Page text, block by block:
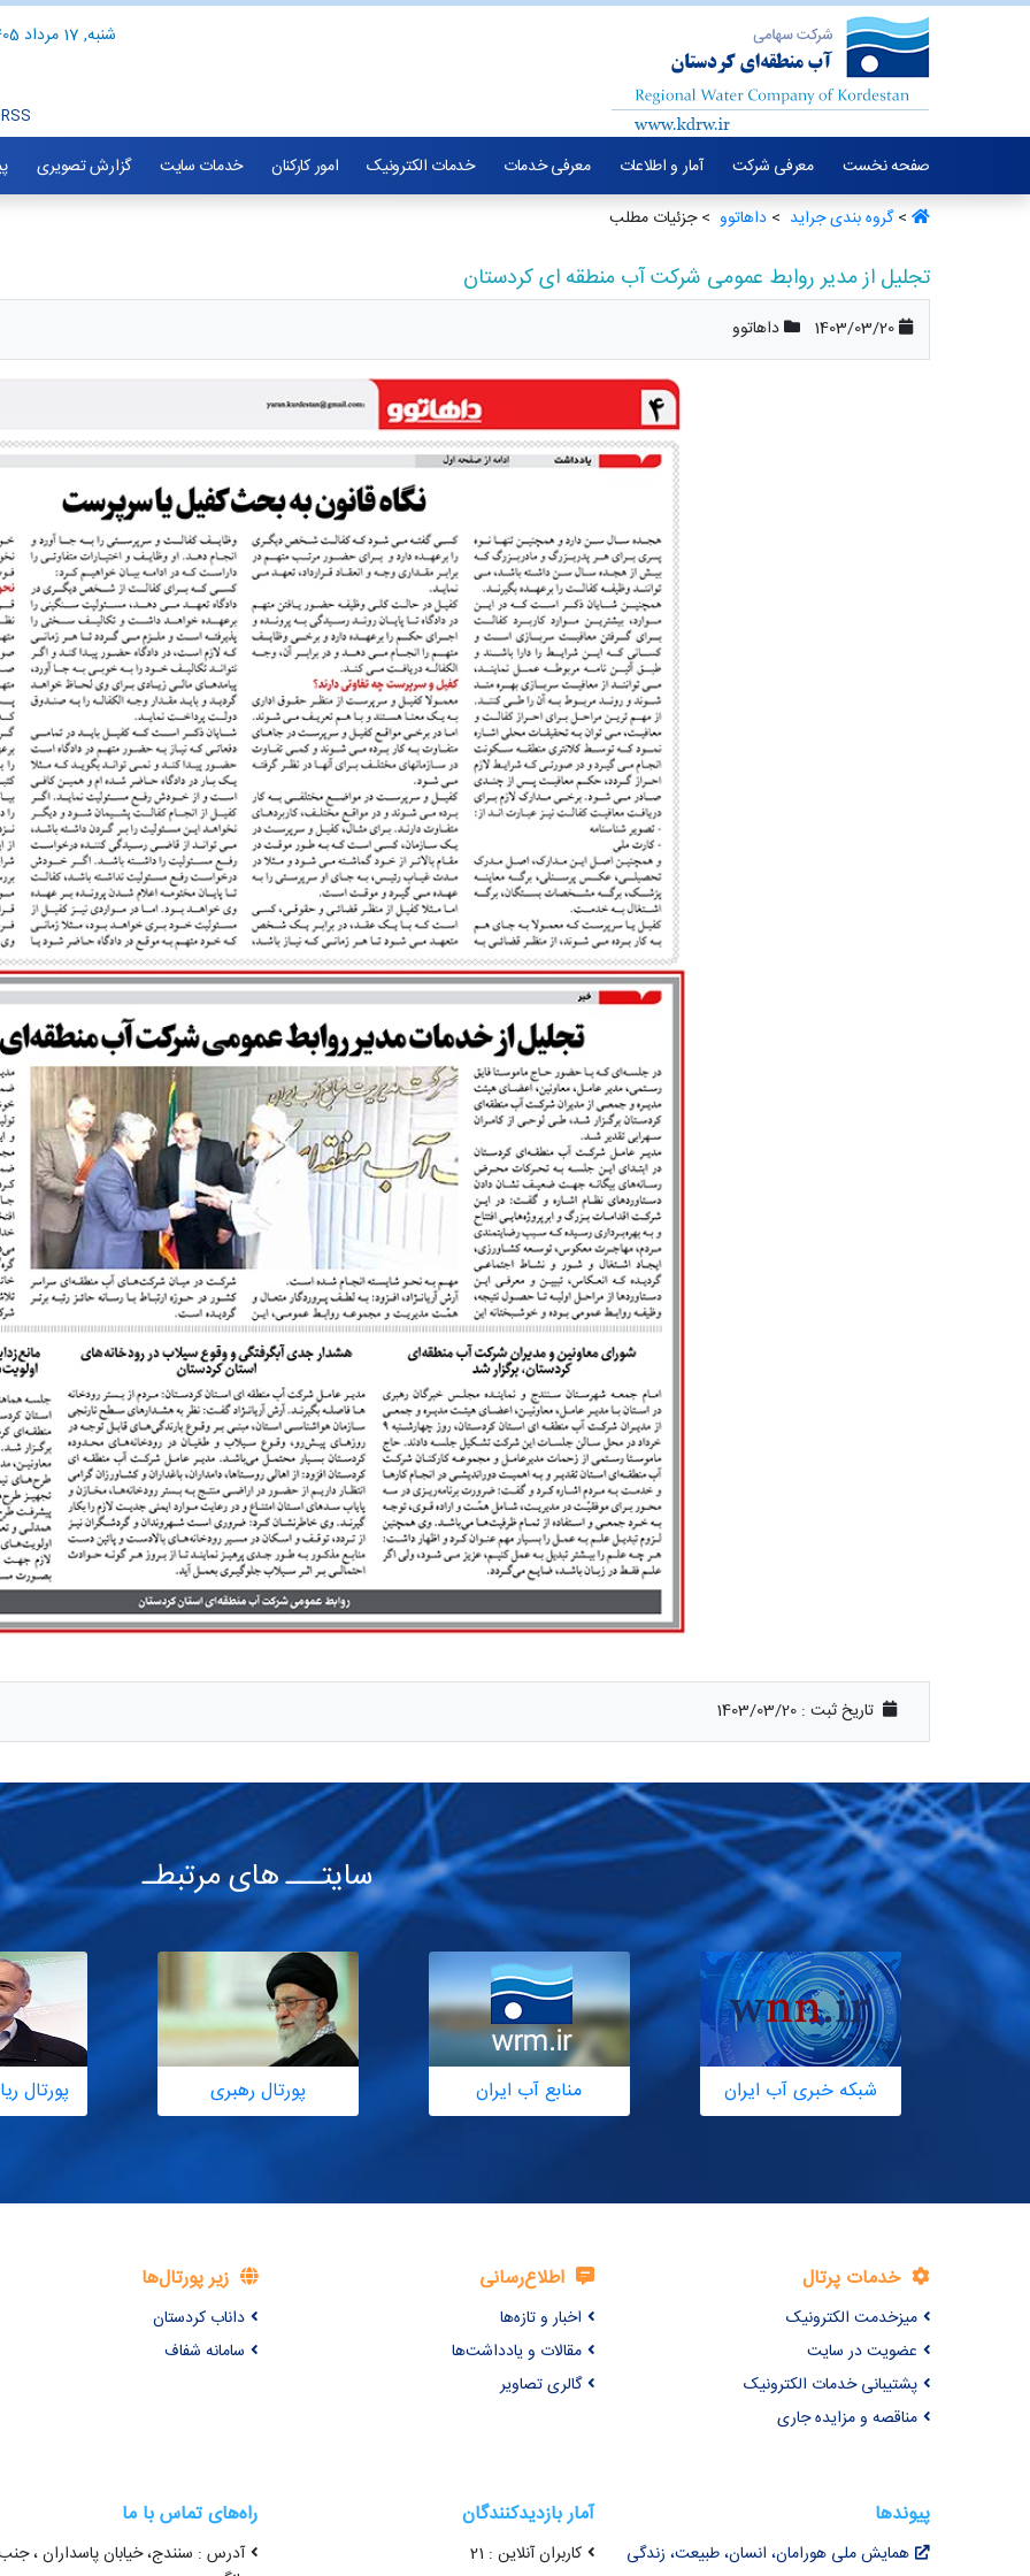
شنبه, 17 مرداد 1405
RSS
صفحه نخست معرفی شرکت آمار و اطلاعات معرفی خدمات خدمات الکترونیک امور کارکنان خدمات سایت گزارش تصویری
>گروه بندی جراید ‏ > داهاتوو ‏ > جزئیات مطلب
تجلیل از مدیر روابط عمومی شرکت آب منطقه ای کردستان
1403/03/20 داهاتوو
تاریخ ثبت : 1403/03/20
سایتـــ های مرتبطـ
شبکه خبری آب ایران منابع آب ایران پورتال رهبری پورتال
خدمات پرتال
میزخدمت الکترونیک
عضویت در سایت
پشتیبانی خدمات الکترونیک
مناقصه و مزایده جاری
اطلاع‌رسانی
اخبار و تازه‌ها
مقالات و یادداشت‌ها
گالری تصاویر
زیر پورتال‌ها
داناب کردستان
سامانه شفاف
پیوندها
همایش ملی هورامان، انسان، طبیعت، زندگی
آمار بازدیدکنندگان
کاربران آنلاین : 21
راه‌های تماس با ما
آدرس : سنندج، خیابان پاسداران ،